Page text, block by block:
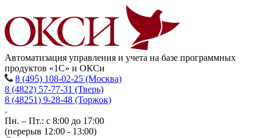
Автоматизация управления и учета на базе программных
продуктов «1С» и ОКСи
8 (495) 108-02-25 (Москва)
8 (4822) 57-77-31 (Тверь)
8 (48251) 9-28-48 (Торжок)
Пн. – Пт.: с 8:00 до 17:00
(перерыв 12:00 - 13:00)